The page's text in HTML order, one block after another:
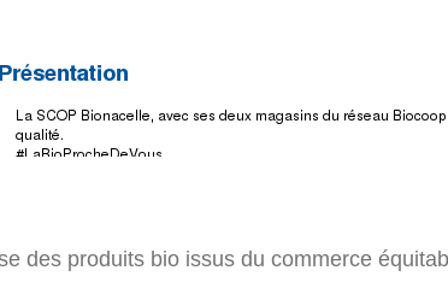
des produits bio issus du commerce